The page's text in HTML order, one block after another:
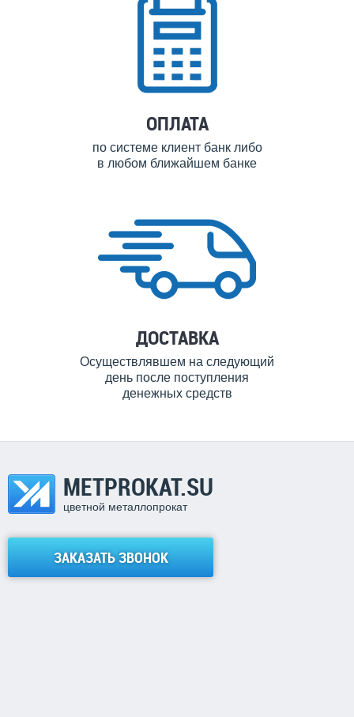
ОПЛАТА
по системе клиент банк либо
в любом ближайшем банке
ДОСТАВКА
Осуществлявшем на следующий
день после поступления
денежных средств
METPROKAT.SU
цветной металлопрокат
ЗАКАЗАТЬ ЗВОНОК